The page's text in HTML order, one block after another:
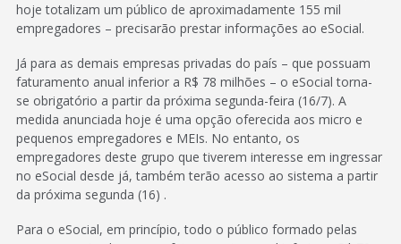
hoje totalizam um público de aproximadamente 155 mil
empregadores – precisarão prestar informações ao eSocial.
Já para as demais empresas privadas do país – que possuam
faturamento anual inferior a R$ 78 milhões – o eSocial torna-
se obrigatório a partir da próxima segunda-feira (16/7). A
medida anunciada hoje é uma opção oferecida aos micro e
pequenos empregadores e MEIs. No entanto, os
empregadores deste grupo que tiverem interesse em ingressar
no eSocial desde já, também terão acesso ao sistema a partir
da próxima segunda (16) .
Para o eSocial, em princípio, todo o público formado pelas